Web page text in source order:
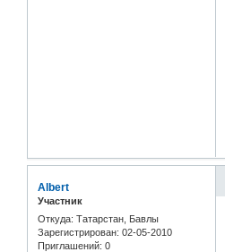
Albert
Участник
Откуда: Татарстан, Бавлы
Зарегистрирован: 02-05-2010
Приглашений: 0